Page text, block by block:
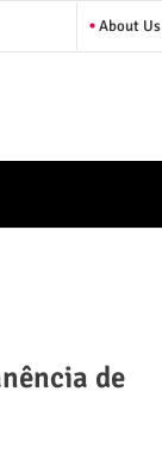
About Us
de